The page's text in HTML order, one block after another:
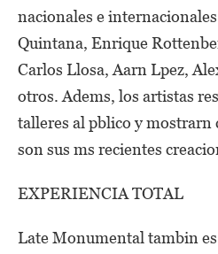
nacionales e
Quintana, Enrique
Carlos Llosa, Aarn Lpez,
otros. Adems, los artistas
talleres al pblico y mostrarn
son sus ms recientes
EXPERIENCIA TOTAL
Late Monumental tambin